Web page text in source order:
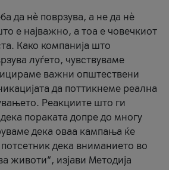
да нè поврзува, а не да нè
е најважно, а тоа е човечкиот
Како компанија што
луѓето, чувствуваме
важни општествени
да поттикнеме реална
Реакциите што ги
пораката допре до многу
дека оваа кампања ќе
дека вниманието во
животи“, изјави Методија